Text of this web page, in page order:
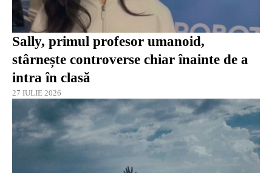
Sally, primul profesor umanoid,
stârnește controverse chiar înainte de a
intra în clasă
27 IULIE 2026